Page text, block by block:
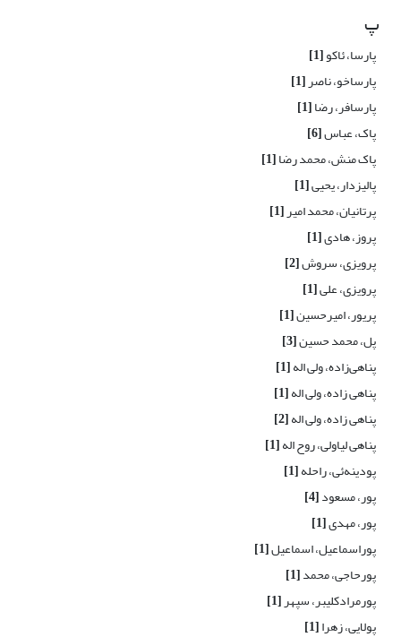
پ
پارسا، ئاکو[1]
پارساخو، ناصر[1]
پارسافر، رضا[1]
پاک، عباس[6]
پاک منش، محمد رضا[1]
پالیزدار، یحیی[1]
پرتانیان، محمد امیر[1]
پروز، هادی[1]
پرویزی، سروش[2]
پرویزی، علی[1]
پریور، امیرحسین[1]
پل، محمد حسین[3]
پناهی‌زاده، ولی اله[1]
پناهی زاده، ولی اله[1]
پناهی زاده، ولی اله[2]
پناهی لیاولی، روح اله[1]
پودینه‌ئی، راحله[1]
پور، مسعود[4]
پور، مهدی[1]
پوراسماعیل، اسماعیل[1]
پورحاجی، محمد[1]
پورمرادکلیبر، سپهر[1]
پولایی، زهرا[1]